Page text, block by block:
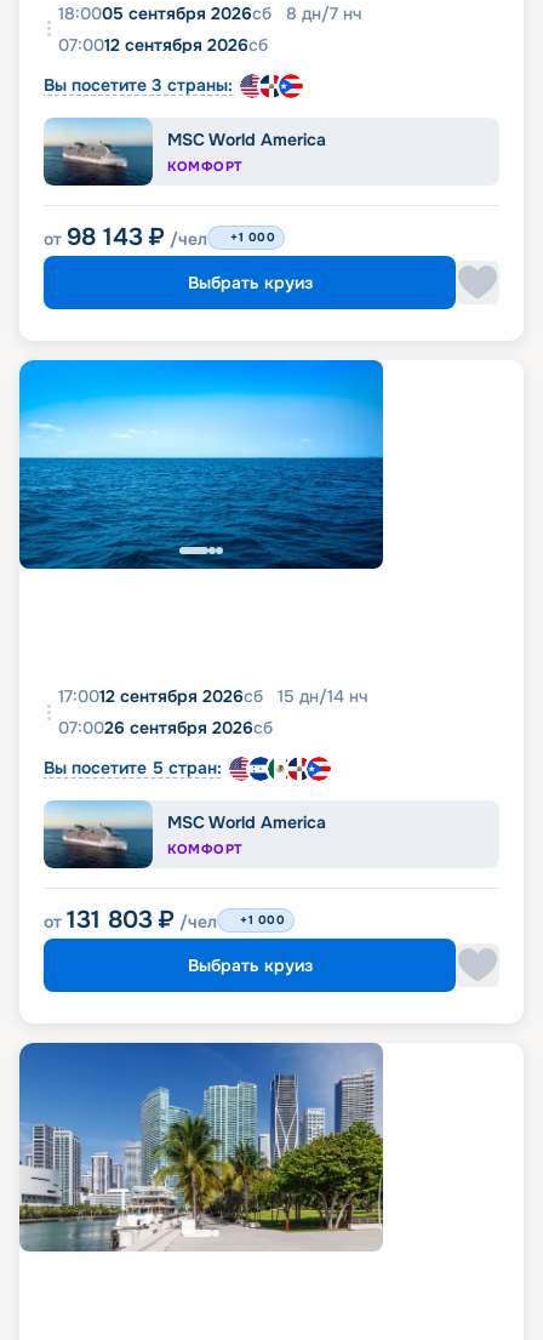
18:0005 сентября 2026сб 8 дн/7 нч
07:0012 сентября 2026сб
Вы посетите 3 страны:
MSC World America
КОМФОРТ
от 98 143 ₽ /чел +1 000
Выбрать круиз
17:0012 сентября 2026сб 15 дн/14 нч
07:0026 сентября 2026сб
Вы посетите 5 стран:
MSC World America
КОМФОРТ
от 131 803 ₽ /чел +1 000
Выбрать круиз